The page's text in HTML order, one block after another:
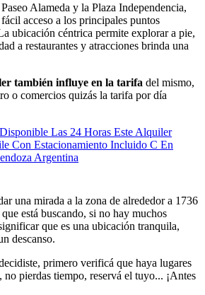
Alameda y la Plaza Independencia,
acceso a los principales puntos
ubicación céntrica permite explorar a pie,
a restaurantes y atracciones brinda una
también influye en la tarifa del mismo,
o comercios quizás la tarifa por día
una mirada a la zona de alrededor a 1736
está buscando, si no hay muchos
que es una ubicación tranquila,
descanso.
primero verificá que haya lugares
pierdas tiempo, reservá el tuyo... ¡Antes